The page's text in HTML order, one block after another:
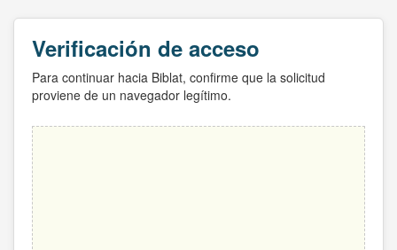
Verificación de acceso
Para continuar hacia Biblat, confirme que la solicitud
proviene de un navegador legítimo.